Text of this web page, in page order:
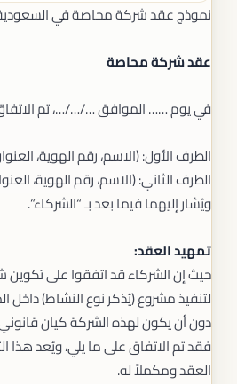
نموذج عقد شركة محاصة في
عقد شركة محاصة
في يوم …… الموافق …/…/…، تم
الطرف الأول: (الاسم، رقم الهوية،
الطرف الثاني: (الاسم، رقم الهوية،
ويُشار إليهما فيما بعد بـ “الشركاء”.
تمهيد العقد:
حيث إن الشركاء قد اتفقوا على
لتنفيذ مشروع (يُذكر نوع النشاط) داخل
دون أن يكون لهذه الشركة كيان
فقد تم الاتفاق على ما يلي، ويُعد هذا
العقد ومكملاً له.